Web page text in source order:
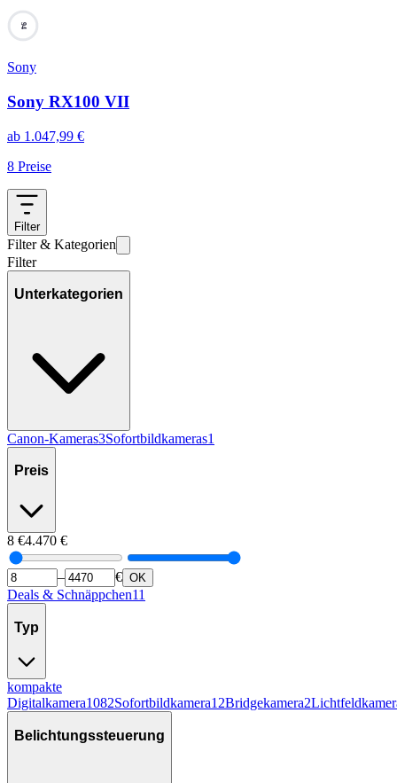
94
Sony
Sony RX100 VII
ab 1.047,99 €
8 Preise
Filter
Filter & Kategorien
Filter
Unterkategorien
Canon-Kameras3Sofortbildkameras1
Preis
8 €4.470 €
– € OK
Deals & Schnäppchen11
Typ
kompakte
Digitalkamera1082Sofortbildkamera12Bridgekamera2
Belichtungssteuerung